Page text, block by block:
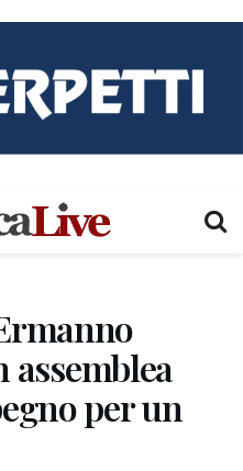
assemblea
per un